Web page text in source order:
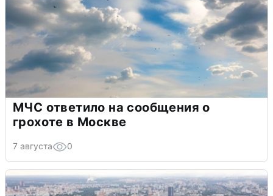
МЧС ответило на сообщения о
грохоте в Москве
7 августа 0